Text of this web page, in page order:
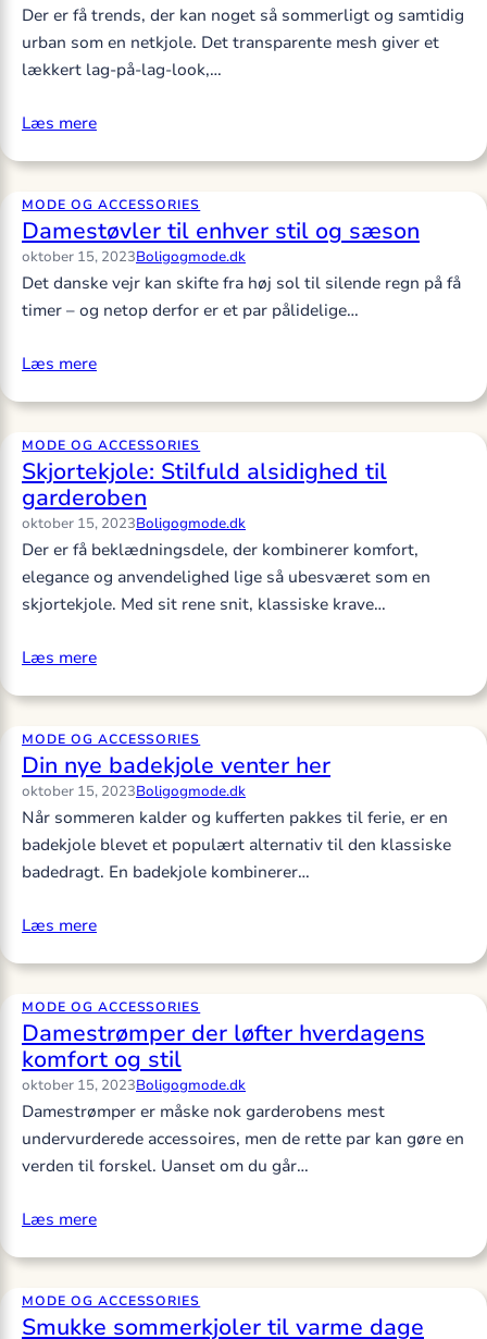
Der er få trends, der kan noget så sommerligt og samtidig
urban som en netkjole. Det transparente mesh giver et
lækkert lag-på-lag-look,…
Læs mere
MODE OG ACCESSORIES
Damestøvler til enhver stil og sæson
oktober 15, 2023Boligogmode.dk
Det danske vejr kan skifte fra høj sol til silende regn på få
timer – og netop derfor er et par pålidelige…
Læs mere
MODE OG ACCESSORIES
Skjortekjole: Stilfuld alsidighed til
garderoben
oktober 15, 2023Boligogmode.dk
Der er få beklædningsdele, der kombinerer komfort,
elegance og anvendelighed lige så ubesværet som en
skjortekjole. Med sit rene snit, klassiske krave…
Læs mere
MODE OG ACCESSORIES
Din nye badekjole venter her
oktober 15, 2023Boligogmode.dk
Når sommeren kalder og kufferten pakkes til ferie, er en
badekjole blevet et populært alternativ til den klassiske
badedragt. En badekjole kombinerer…
Læs mere
MODE OG ACCESSORIES
Damestrømper der løfter hverdagens
komfort og stil
oktober 15, 2023Boligogmode.dk
Damestrømper er måske nok garderobens mest
undervurderede accessoires, men de rette par kan gøre en
verden til forskel. Uanset om du går…
Læs mere
MODE OG ACCESSORIES
Smukke sommerkjoler til varme dage